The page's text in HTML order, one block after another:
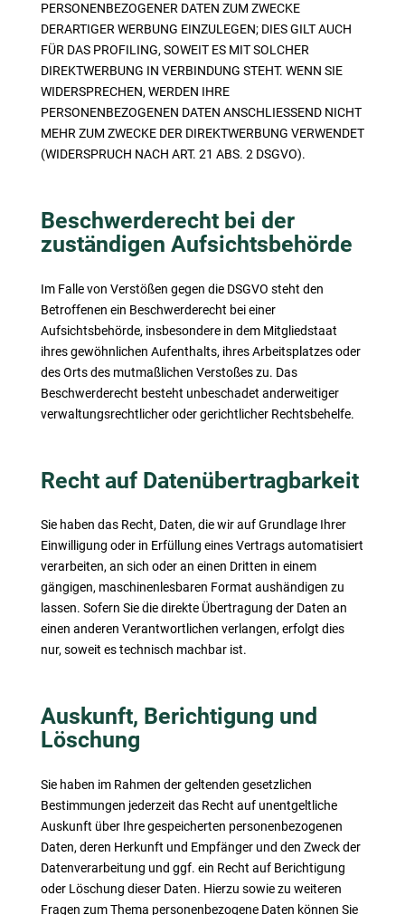
PERSONENBEZOGENER DATEN ZUM ZWECKE
DERARTIGER WERBUNG EINZULEGEN; DIES GILT AUCH
FÜR DAS PROFILING, SOWEIT ES MIT SOLCHER
DIREKTWERBUNG IN VERBINDUNG STEHT. WENN SIE
WIDERSPRECHEN, WERDEN IHRE
PERSONENBEZOGENEN DATEN ANSCHLIESSEND NICHT
MEHR ZUM ZWECKE DER DIREKTWERBUNG VERWENDET
(WIDERSPRUCH NACH ART. 21 ABS. 2 DSGVO).
Beschwerde­recht bei der
zuständigen Aufsichts­behörde
Im Falle von Verstößen gegen die DSGVO steht den
Betroffenen ein Beschwerderecht bei einer
Aufsichtsbehörde, insbesondere in dem Mitgliedstaat
ihres gewöhnlichen Aufenthalts, ihres Arbeitsplatzes oder
des Orts des mutmaßlichen Verstoßes zu. Das
Beschwerderecht besteht unbeschadet anderweitiger
verwaltungsrechtlicher oder gerichtlicher Rechtsbehelfe.
Recht auf Daten­übertrag­barkeit
Sie haben das Recht, Daten, die wir auf Grundlage Ihrer
Einwilligung oder in Erfüllung eines Vertrags automatisiert
verarbeiten, an sich oder an einen Dritten in einem
gängigen, maschinenlesbaren Format aushändigen zu
lassen. Sofern Sie die direkte Übertragung der Daten an
einen anderen Verantwortlichen verlangen, erfolgt dies
nur, soweit es technisch machbar ist.
Auskunft, Berichtigung und
Löschung
Sie haben im Rahmen der geltenden gesetzlichen
Bestimmungen jederzeit das Recht auf unentgeltliche
Auskunft über Ihre gespeicherten personenbezogenen
Daten, deren Herkunft und Empfänger und den Zweck der
Datenverarbeitung und ggf. ein Recht auf Berichtigung
oder Löschung dieser Daten. Hierzu sowie zu weiteren
Fragen zum Thema personenbezogene Daten können Sie